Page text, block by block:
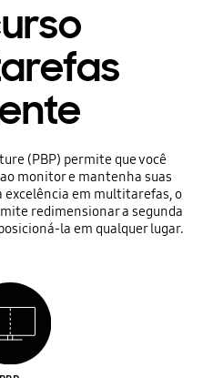
(PBP) permite que você
monitor e mantenha suas
excelência em multitarefas, o
redimensionar a segunda
la em qualquer lugar.